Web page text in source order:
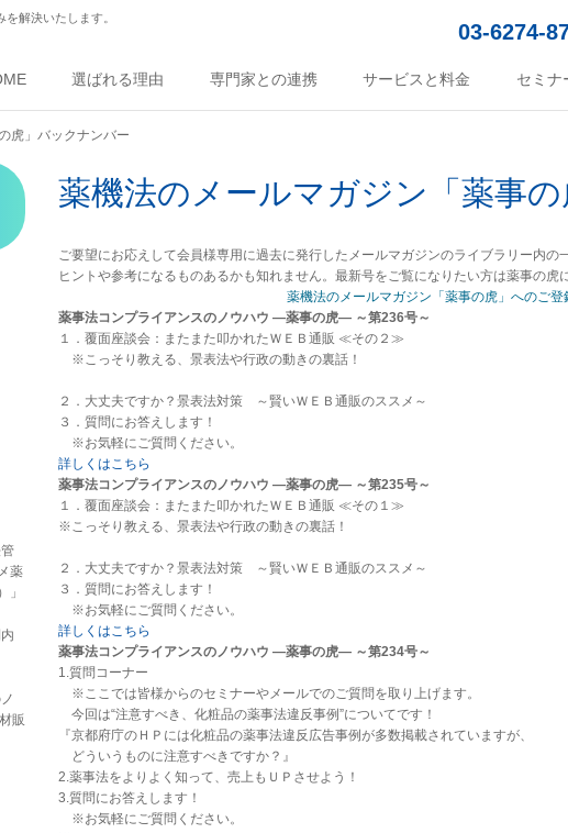
解決いたします。
03-6274-
選ばれる理由 専門家との連携 サービスと料金 セミナ
虎」バックナンバー
薬機法のメールマガジン「薬事
ご要望にお応えして会員様専用に過去に発行したメールマガジンのライブラリー内
ヒントや参考になるものあるかも知れません。最新号をご覧になりたい方は薬事の虎
薬機法のメールマガジン「薬事の虎」へのご登
薬事法コンプライアンスのノウハウ ―薬事の虎― ～第236号～
１．覆面座談会：またまた叩かれたＷＥＢ通販 ≪その２≫
※こっそり教える、景表法や行政の動きの裏話！
２．大丈夫ですか？景表法対策 ～賢いＷＥＢ通販のススメ～
３．質問にお答えします！
※お気軽にご質問ください。
詳しくはこちら
薬事法コンプライアンスのノウハウ ―薬事の虎― ～第235号～
１．覆面座談会：またまた叩かれたＷＥＢ通販 ≪その１≫
※こっそり教える、景表法や行政の動きの裏話！
２．大丈夫ですか？景表法対策 ～賢いＷＥＢ通販のススメ～
３．質問にお答えします！
※お気軽にご質問ください。
詳しくはこちら
薬事法コンプライアンスのノウハウ ―薬事の虎― ～第234号～
1.質問コーナー
※ここでは皆様からのセミナーやメールでのご質問を取り上げます。
今回は“注意すべき、化粧品の薬事法違反事例”についてです！
『京都府庁のＨＰには化粧品の薬事法違反広告事例が多数掲載されていますが、
どういうものに注意すべきですか？』
2.薬事法をよりよく知って、売上もＵＰさせよう！
3.質問にお答えします！
※お気軽にご質問ください。